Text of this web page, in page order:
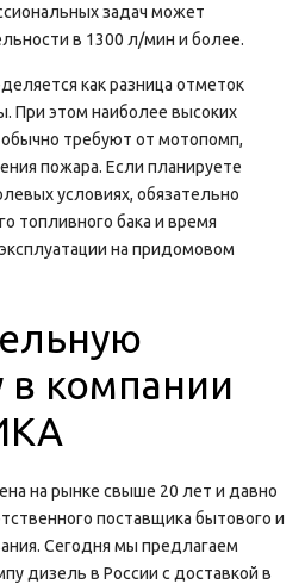
задач может
в 1300 л/мин и более.
как разница отметок
При этом наиболее высоких
обычно требуют от мотопомп,
пожара. Если планируете
условиях, обязательно
топливного бака и время
на придомовом
компании
на рынке свыше 20 лет и давно
поставщика бытового и
Сегодня мы предлагаем
дизель в России с доставкой в